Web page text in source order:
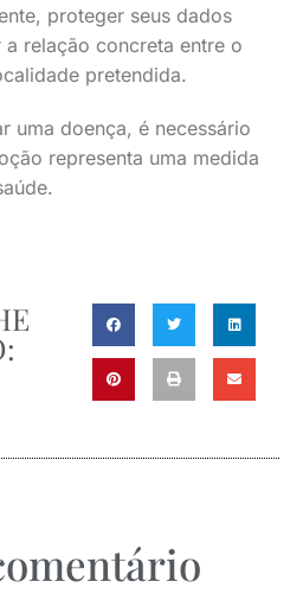
proteger seus dados
a relação concreta entre o
pretendida.
uma doença, é necessário
representa uma medida